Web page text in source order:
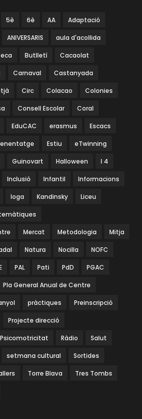
5è 6è AA Adaptació
ANIVERSARIS aula d'acollida
Butlletí Cacaolat
Carnaval Castanyada
Circ Colacao Colonies
Consell Escolar Coral
EduCAC erasmus Escacs
Estiu eTwinning
Guinovart Halloween I 4
Inclusió Infantil Informacions
Ioga Kandinsky Liceu
Mercat Metodologia Mitja
Natura Nocilla NOFC
PAL Pati PdD PGAC
Pla General Anual de Centre
pràctiques Preinscripció
Projecte direcció
Psicomotricitat Ràdio Salut
setmana cultural Sortides
Torre Blava Tres Tombs